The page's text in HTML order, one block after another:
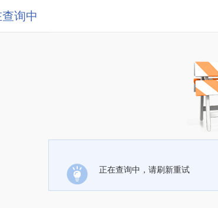
询中
正在查询中，请刷新重试